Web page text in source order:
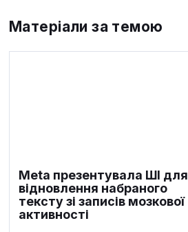
Матеріали за темою
Meta презентувала ШІ для
відновлення набраного
тексту зі записів мозкової
активності